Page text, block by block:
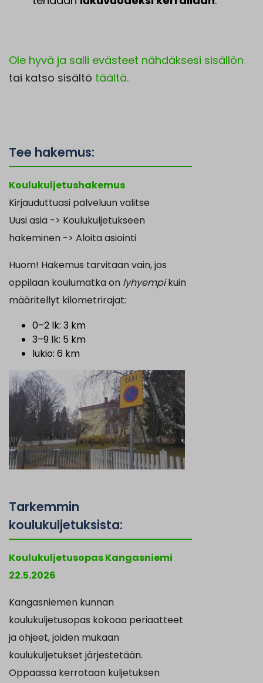
Ole hyvä ja salli evästeet nähdäksesi sisällön
tai katso sisältö täältä.
Tee hakemus:
Koulukuljetushakemus
Kirjauduttuasi palveluun valitse
Uusi asia -> Koulukuljetukseen
hakeminen -> Aloita asiointi
Huom! Hakemus tarvitaan vain, jos
oppilaan koulumatka on lyhyempikuin
määritellyt kilometrirajat:
0–2 lk: 3 km
3–9 lk: 5 km
lukio: 6 km
Tarkemmin
koulukuljetuksista:
Koulukuljetusopas Kangasniemi
22.5.2026
Kangasniemen kunnan
koulukuljetusopas kokoaa periaatteet
ja ohjeet, joiden mukaan
koulukuljetukset järjestetään.
Oppaassa kerrotaan kuljetuksen